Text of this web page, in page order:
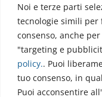
Noi e terze parti
tecnologie simili per
consenso, anche
"targeting e
policy.. Puoi
tuo consenso, in
Puoi acconsentire
Via dell’Elettronica
86077 Pozzilli (IS)
☏ 0865/915407